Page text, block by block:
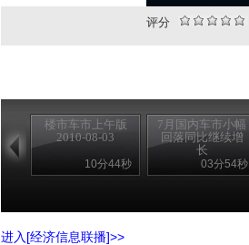
评分
楼市车市上午版
2010-08-03
10分44秒
7月国内车市小幅
回落同比继续增
长
03分54秒
进入[经济信息联播]>>